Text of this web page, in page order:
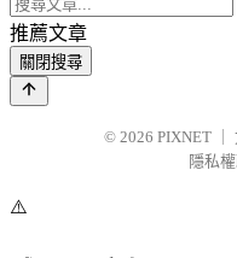
推薦文章
關閉搜尋
© 2026 PIXNET
隱私
⚠️